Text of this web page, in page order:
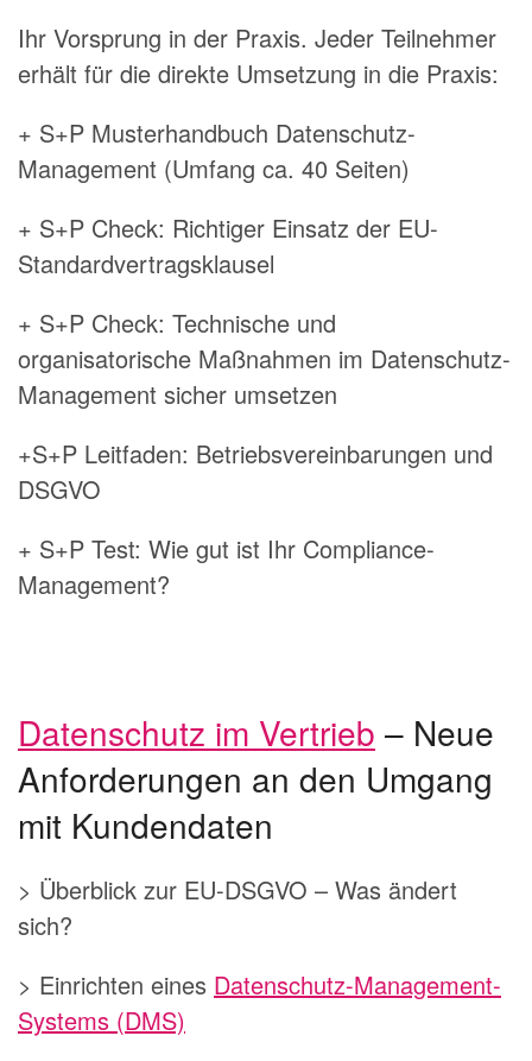
Ihr Vorsprung in der Praxis. Jeder Teilnehmer
erhält für die direkte Umsetzung in die Praxis:
+ S+P Musterhandbuch Datenschutz-
Management (Umfang ca. 40 Seiten)
+ S+P Check: Richtiger Einsatz der EU-
Standardvertragsklausel
+ S+P Check: Technische und
organisatorische Maßnahmen im Datenschutz-
Management sicher umsetzen
+S+P Leitfaden: Betriebsvereinbarungen und
DSGVO
+ S+P Test: Wie gut ist Ihr Compliance-
Management?
Datenschutz im Vertrieb – Neue
Anforderungen an den Umgang
mit Kundendaten
> Überblick zur EU-DSGVO – Was ändert
sich?
> Einrichten eines Datenschutz-Management-
Systems (DMS)